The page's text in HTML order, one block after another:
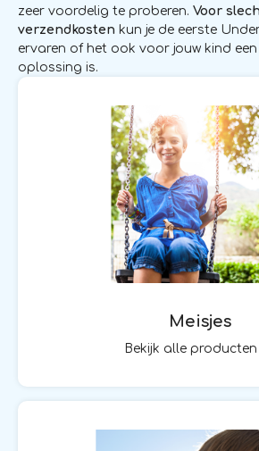
zeer voordelig te proberen. Voor
verzendkosten kun je de eerste
ervaren of het ook voor jouw kind
oplossing is.
Meisjes
Bekijk alle producten